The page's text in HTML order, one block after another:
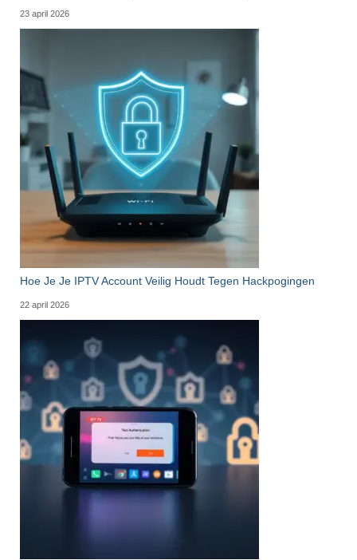
23 april 2026
Hoe Je Je IPTV Account Veilig Houdt Tegen Hackpogingen
22 april 2026